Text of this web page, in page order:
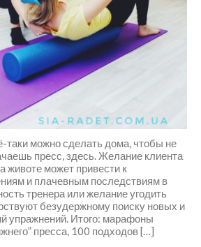
таки можно сделать дома, чтобы не
пресс, здесь. Желание клиента
животе может привести к
и плачевным последствиям в
тренера или желание угодить
безудержному поиску новых и
упражнений. Итого: марафоны
пресса, 100 подходов […]